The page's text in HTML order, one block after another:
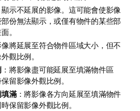
示不延展的影像。這可能會使影像
份無法顯示，或僅有物件的某些部
。
將延展至符合物件區域大小，但不
觀比例。
：將影像盡可能延展至填滿物件區
留影像外觀比例。
滿：將影像各方向延展至填滿物件
保留影像外觀比例。